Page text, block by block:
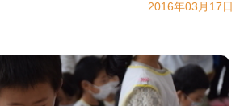
2016年03月17日